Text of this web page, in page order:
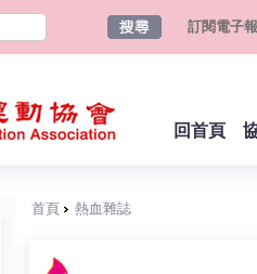
訂閱電子報
回首頁
首頁 熱血雜誌